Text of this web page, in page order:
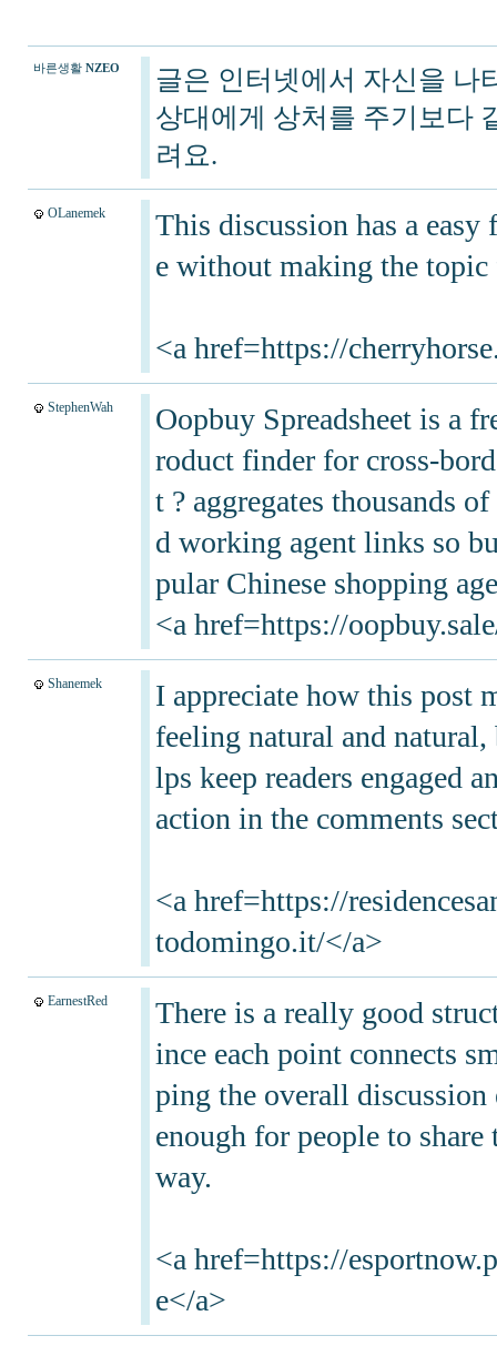
바른생활 NZEO
글은 인터넷에서 자신을 나
상대에게 상처를 주기보다
려요.
OLanemek
This discussion has a
e without making the topic
<a href=https://
StephenWah
Oopbuy Spreadsheet is a
roduct finder for cross-
t ? aggregates thousands
d working agent links so
pular Chinese shopping
<a href=https://
Shanemek
I appreciate how this post
feeling natural and
lps keep readers engaged
action in the comments
<a href=https://
todomingo.it/</a>
EarnestRed
There is a really good
ince each point connects
ping the overall
enough for people to
way.
<a href=https://
e</a>